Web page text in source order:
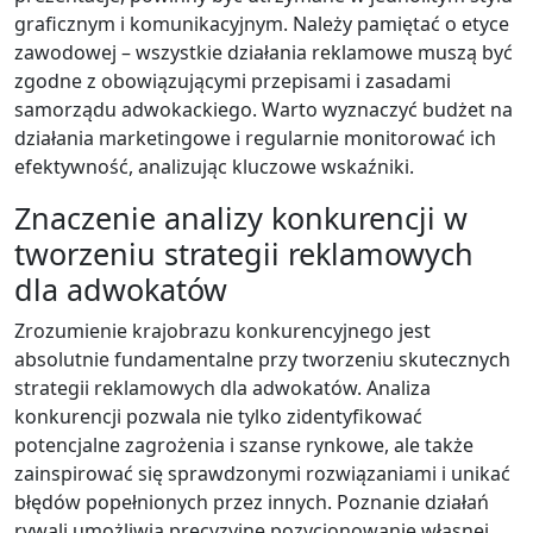
graficznym i komunikacyjnym. Należy pamiętać o etyce
zawodowej – wszystkie działania reklamowe muszą być
zgodne z obowiązującymi przepisami i zasadami
samorządu adwokackiego. Warto wyznaczyć budżet na
działania marketingowe i regularnie monitorować ich
efektywność, analizując kluczowe wskaźniki.
Znaczenie analizy konkurencji w
tworzeniu strategii reklamowych
dla adwokatów
Zrozumienie krajobrazu konkurencyjnego jest
absolutnie fundamentalne przy tworzeniu skutecznych
strategii reklamowych dla adwokatów. Analiza
konkurencji pozwala nie tylko zidentyfikować
potencjalne zagrożenia i szanse rynkowe, ale także
zainspirować się sprawdzonymi rozwiązaniami i unikać
błędów popełnionych przez innych. Poznanie działań